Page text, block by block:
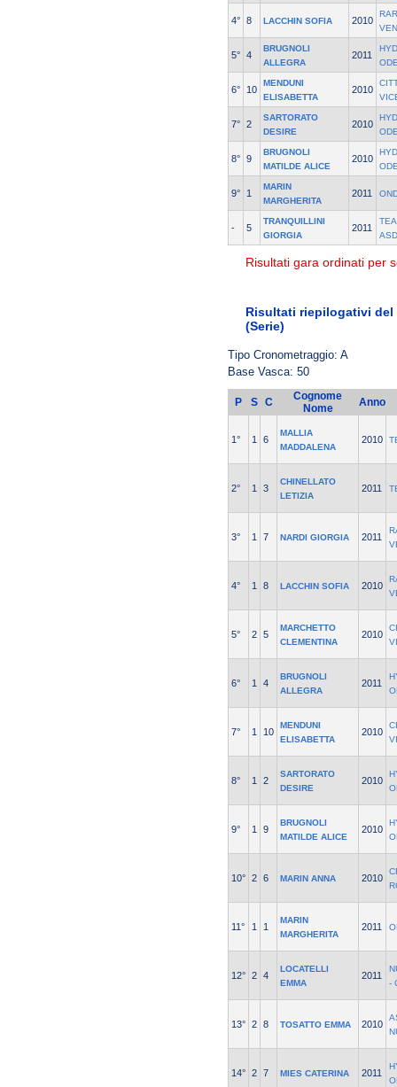
4° 8 LACCHIN SOFIA 2010
5° 4
BRUGNOLI
ALLEGRA
2011
6° 10
MENDUNI
ELISABETTA
2010
7° 2
SARTORATO
DESIRE
2010
8° 9
BRUGNOLI
MATILDE ALICE
2010
9° 1
MARIN
MARGHERITA
2011
- 5
TRANQUILLINI
GIORGIA
2011
ASD
Risultati gara ordinati per
Risultati riepilogativi del
(Serie)
Tipo Cronometraggio: A
Base Vasca: 50
P S C
Cognome
Nome
Anno
1° 1 6
MALLIA
MADDALENA
2010
2° 1 3
CHINELLATO
LETIZIA
2011
3° 1 7 NARDI GIORGIA 2011
4° 1 8 LACCHIN SOFIA 2010
5° 2 5
MARCHETTO
CLEMENTINA
2010
6° 1 4
BRUGNOLI
ALLEGRA
2011
7° 1 10
MENDUNI
ELISABETTA
2010
8° 1 2
SARTORATO
DESIRE
2010
9° 1 9
BRUGNOLI
MATILDE ALICE
2010
10° 2 6 MARIN ANNA 2010
11° 1 1
MARIN
MARGHERITA
2011
12° 2 4
LOCATELLI
EMMA
2011
-
13° 2 8 TOSATTO EMMA 2010
14° 2 7 MIES CATERINA 2011